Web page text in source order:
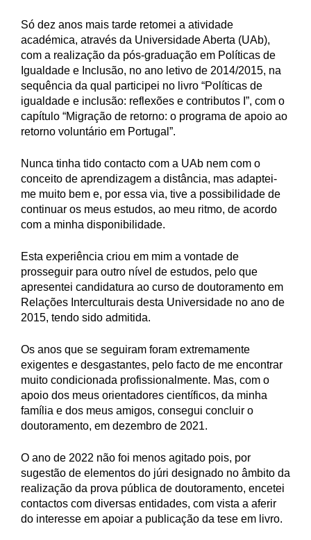
Só dez anos mais tarde retomei a atividade
académica, através da Universidade Aberta (UAb),
com a realização da pós-graduação em Políticas de
Igualdade e Inclusão, no ano letivo de 2014/2015, na
sequência da qual participei no livro “Políticas de
igualdade e inclusão: reflexões e contributos I”, com o
capítulo “Migração de retorno: o programa de apoio ao
retorno voluntário em Portugal”.
Nunca tinha tido contacto com a UAb nem com o
conceito de aprendizagem a distância, mas adaptei-
me muito bem e, por essa via, tive a possibilidade de
continuar os meus estudos, ao meu ritmo, de acordo
com a minha disponibilidade.
Esta experiência criou em mim a vontade de
prosseguir para outro nível de estudos, pelo que
apresentei candidatura ao curso de doutoramento em
Relações Interculturais desta Universidade no ano de
2015, tendo sido admitida.
Os anos que se seguiram foram extremamente
exigentes e desgastantes, pelo facto de me encontrar
muito condicionada profissionalmente. Mas, com o
apoio dos meus orientadores científicos, da minha
família e dos meus amigos, consegui concluir o
doutoramento, em dezembro de 2021.
O ano de 2022 não foi menos agitado pois, por
sugestão de elementos do júri designado no âmbito da
realização da prova pública de doutoramento, encetei
contactos com diversas entidades, com vista a aferir
do interesse em apoiar a publicação da tese em livro.